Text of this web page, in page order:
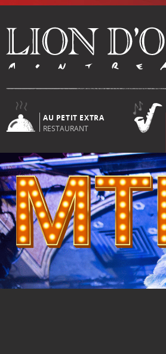
AU PETIT EXTRA
RESTAURANT